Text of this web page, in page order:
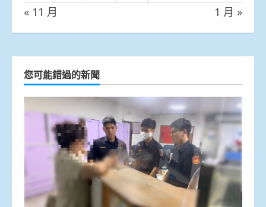
« 11 月 1 月 »
您可能錯過的新聞